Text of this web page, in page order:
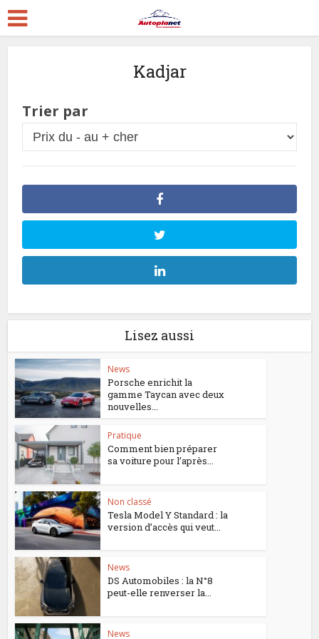
Kadjar
Trier par
Lisez aussi
News
Porsche enrichit la
gamme Taycan avec deux
nouvelles...
Pratique
Comment bien préparer
sa voiture pour l’après...
Non classé
Tesla Model Y Standard : la
version d’accès qui veut...
News
DS Automobiles : la N°8
peut-elle renverser la...
News